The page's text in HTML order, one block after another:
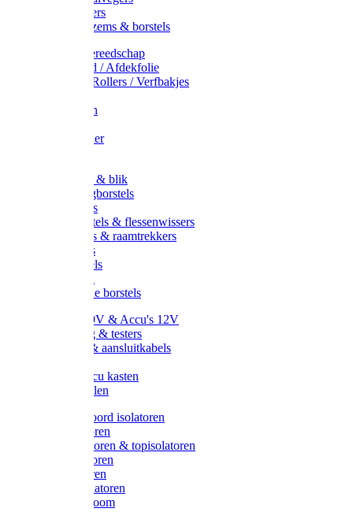
Vloertrekkers
Onkruidbezems & borstels
Schildersgereedschap
Afplakband / Afdekfolie
Kwasten / Rollers / Verfbakjes
Afdekfoliën
Schuurpapier
Handveger & blik
Voetenveegborstels
Handvegers
Afwasborstels & flessenwissers
Wasborstels & raamtrekkers
Tonborstels
Werkborstels
Hygienische borstels
Batterijen 9V & Accu's 12V
Beveiliging & testers
Kabelsets & aansluitkabels
Metalen accu kasten
Zonnepanelen
Draad & koord isolatoren
Ringisolatoren
Extra isolatoren & topisolatoren
Hoekisolatoren
Lintisolatoren
Afstandisolatoren
Isolatorenboom